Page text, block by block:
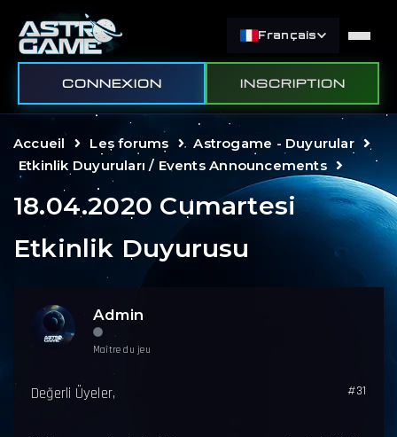
Français
CONNEXION INSCRIPTION
Accueil Les forums
Astrogame - Duyurular
Etkinlik Duyuruları / Events Announcements
18.04.2020 Cumartesi
Etkinlik Duyurusu
Admin
Maître du jeu
#31
Değerli Üyeler,